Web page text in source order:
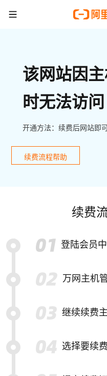
该网站因
时无法访问
开通方法：续费后网站即
续费流程帮助
续费
登陆会员
万网主机
继续续费
选择要续